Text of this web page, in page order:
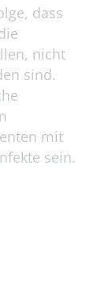
dass
nicht
sind.
mit
sein.